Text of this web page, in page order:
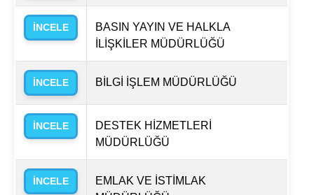
İNCELE
BASIN YAYIN VE HALKLA
İLİŞKİLER MÜDÜRLÜĞÜ
İNCELE BİLGİ İŞLEM MÜDÜRLÜĞÜ
İNCELE
DESTEK HİZMETLERİ
MÜDÜRLÜĞÜ
İNCELE
EMLAK VE İSTİMLAK